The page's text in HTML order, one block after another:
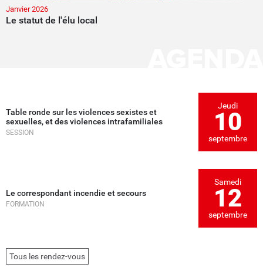
Janvier 2026
Le statut de l'élu local
Table ronde sur les violences sexistes et
sexuelles, et des violences intrafamiliales
SESSION
Jeudi
10
septembre
Le correspondant incendie et secours
FORMATION
Samedi
12
septembre
Tous les rendez-vous